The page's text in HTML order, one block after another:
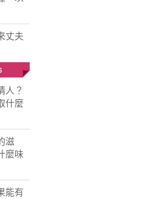
丈夫
人？
什麼
滋
麼味
能有